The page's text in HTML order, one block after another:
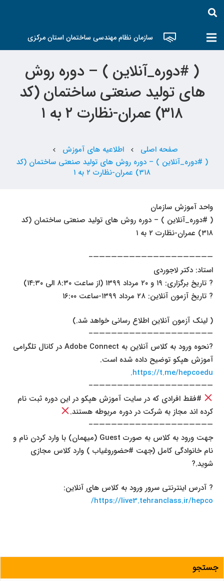
سازمان نظام مهندسی ساختمان استان مرکزی
( #دوره_آنلاین ) – دوره روش
های تولید صنعتی ساختمان (کد
۳۱۸) عمران-نظارت ۲ به ۱
صفحه اصلی chevron_left اطلاعیه های آموزش chevron_left
( #دوره_آنلاین ) – دوره روش های تولید صنعتی ساختمان (کد
۳۱۸) عمران-نظارت ۲ به ۱
واحد آموزش سازمان
( #دوره_آنلاین ) – دوره روش های تولید صنعتی ساختمان (کد
۳۱۸) عمران-نظارت ۲ به ۱
————————————————————–
استاد: دکتر لاجوردی
? تاریخ برگزاری: ۱۹ و ۲۰ مرداد ۱۳۹۹ (از ساعت ۸:۳۰ الی ۱۴:۳۰)
? تاریخ آزمون آنلاین: ۲۸ مرداد ۱۳۹۹-ساعت ۱۶:۰۰
( لینک آزمون آنلاین اطلاع رسانی خواهد شد.)
————————————————————–
?نحوه ورود به کلاس آنلاین به Adobe Connect در کانال تلگرامی
آموزش هپکو توضیح داده شده است.
https://t.me/hepcoedu.
————————————————————–
#فقط افرادی که در سایت آموزش هپکو در این دوره ثبت نام
کرده اند مجاز به شرکت در دوره مربوطه هستند.
————————————————————–
جهت ورود به کلاس به صورت Guest (میهمان) با وارد کردن نام و
نام خانوادگی کامل (جهت #حضوروغیاب ) وارد کلاس مجازی
شوید.?
? آدرس اینترنتی سرور ورود به کلاس های آنلاین:
https://live3.tehranclass.ir/hepco/
جستجو